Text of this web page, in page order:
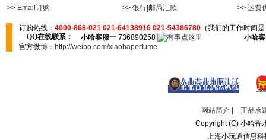
>> Email订购
>> 银行|邮局汇款
>> 运费
订购热线： 4000-868-021 021-64138916 021-54386780 （我们的工作时间
QQ在线联系：
小哈客服一 736890258
小哈
官方微博： http://weibo.com/xiaohaperfume
网站简介
正品承
Copyright (C) 小哈香
上海小玩通信息